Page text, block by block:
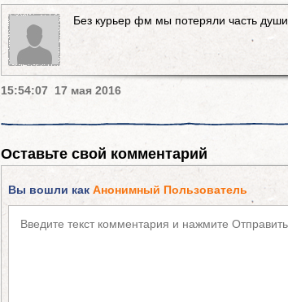
Без курьер фм мы потеряли часть
15:54:07 17 мая 2016
Оставьте свой комментарий
Вы вошли как Анонимный Пользователь